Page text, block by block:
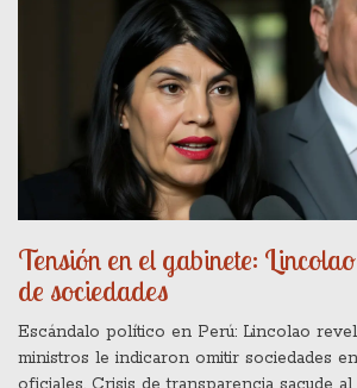
Tensión en el gabinete:
de sociedades
Escándalo político en Perú: Lincolao
ministros le indicaron omitir sociedades